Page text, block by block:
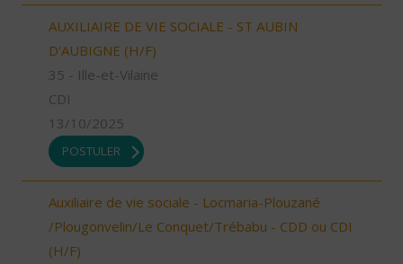
AUXILIAIRE DE VIE SOCIALE - ST AUBIN
D'AUBIGNE (H/F)
35 - Ille-et-Vilaine
CDI
13/10/2025
POSTULER
Auxiliaire de vie sociale - Locmaria-Plouzané
/Plougonvelin/Le Conquet/Trébabu - CDD ou CDI
(H/F)